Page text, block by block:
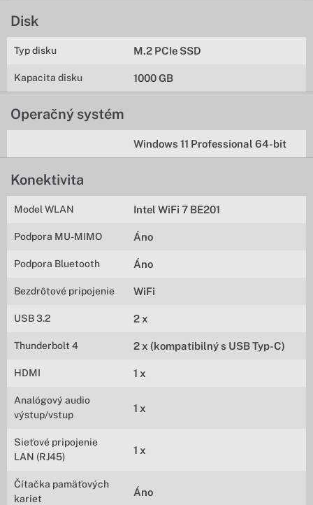
Disk
Typ disku M.2 PCIe SSD
Kapacita disku 1000 GB
Operačný systém
Windows 11 Professional 64-bit
Konektivita
Model WLAN Intel WiFi 7 BE201
Podpora MU-MIMO Áno
Podpora Bluetooth Áno
Bezdrôtové pripojenie WiFi
USB 3.2 2 x
Thunderbolt 4 2 x (kompatibilný s USB Typ-C)
HDMI 1 x
Analógový audio
výstup/vstup
1 x
Sieťové pripojenie
LAN (RJ45)
1 x
Čítačka pamäťových
kariet
Áno